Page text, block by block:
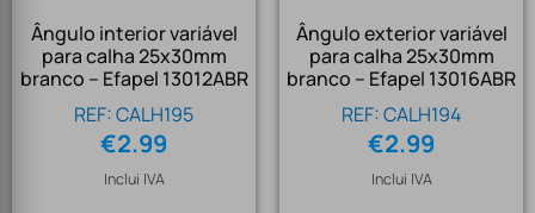
Ângulo interior variável
para calha 25x30mm
branco – Efapel 13012ABR
REF: CALH195
€2.99
Inclui IVA
Ângulo exterior variável
para calha 25x30mm
branco – Efapel 13016ABR
REF: CALH194
€2.99
Inclui IVA